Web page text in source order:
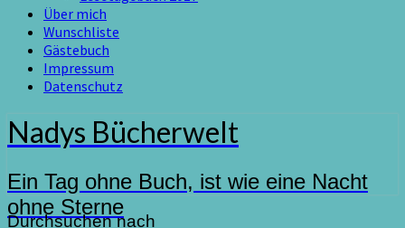
Über mich
Wunschliste
Gästebuch
Impressum
Datenschutz
Nadys Bücherwelt
Ein Tag ohne Buch, ist wie eine Nacht
ohne Sterne
Durchsuchen nach